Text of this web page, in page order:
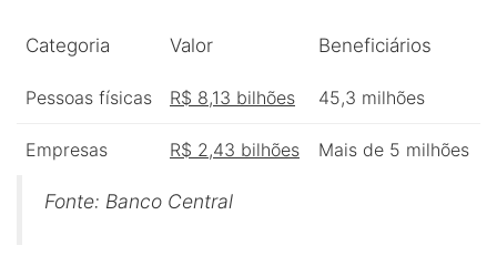
Categoria Valor Beneficiários
Pessoas físicas R$ 8,13 bilhões 45,3 milhões
Empresas R$ 2,43 bilhões Mais de 5 milhões
Fonte: Banco Central